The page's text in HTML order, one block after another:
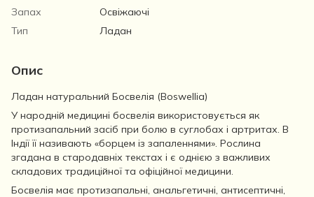
Запах
Освіжаючі
Тип
Ладан
Опис
Ладан натуральний Босвелія (Boswellia)
У народній медицині босвелія використовується як
протизапальний засіб при болю в суглобах і артритах. В
Індії її називають «борцем із запаленнями». Рослина
згадана в стародавніх текстах і є однією з важливих
складових традиційної та офіційної медицини.
Босвелія має протизапальні, анальгетичні, антисептичні,